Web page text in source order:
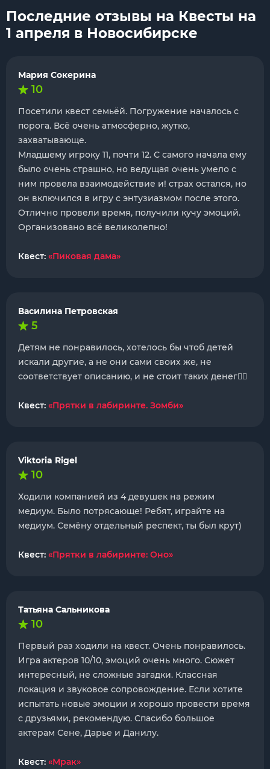
Последние отзывы на Квесты на
1 апреля в Новосибирске
Мария Сокерина
10
Посетили квест семьёй. Погружение началось с
порога. Всё очень атмосферно, жутко,
захватывающе.
Младшему игроку 11, почти 12. С самого начала ему
было очень страшно, но ведущая очень умело с
ним провела взаимодействие и! страх остался, но
он включился в игру с энтузиазмом после этого.
Отлично провели время, получили кучу эмоций.
Организовано всё великолепно!
Квест: «Пиковая дама»
Василина Петровская
5
Детям не понравилось, хотелось бы чтоб детей
искали другие, а не они сами своих же, не
соответствует описанию, и не стоит таких денег🤦‍♀️
Квест: «Прятки в лабиринте. Зомби»
Viktoria Rigel
10
Ходили компанией из 4 девушек на режим
медиум. Было потрясающе! Ребят, играйте на
медиум. Семёну отдельный респект, ты был крут)
Квест: «Прятки в лабиринте: Оно»
Татьяна Сальникова
10
Первый раз ходили на квест. Очень понравилось.
Игра актеров 10/10, эмоций очень много. Сюжет
интересный, не сложные загадки. Классная
локация и звуковое сопровождение. Если хотите
испытать новые эмоции и хорошо провести время
с друзьями, рекомендую. Спасибо большое
актерам Сене, Дарье и Данилу.
Квест: «Мрак»